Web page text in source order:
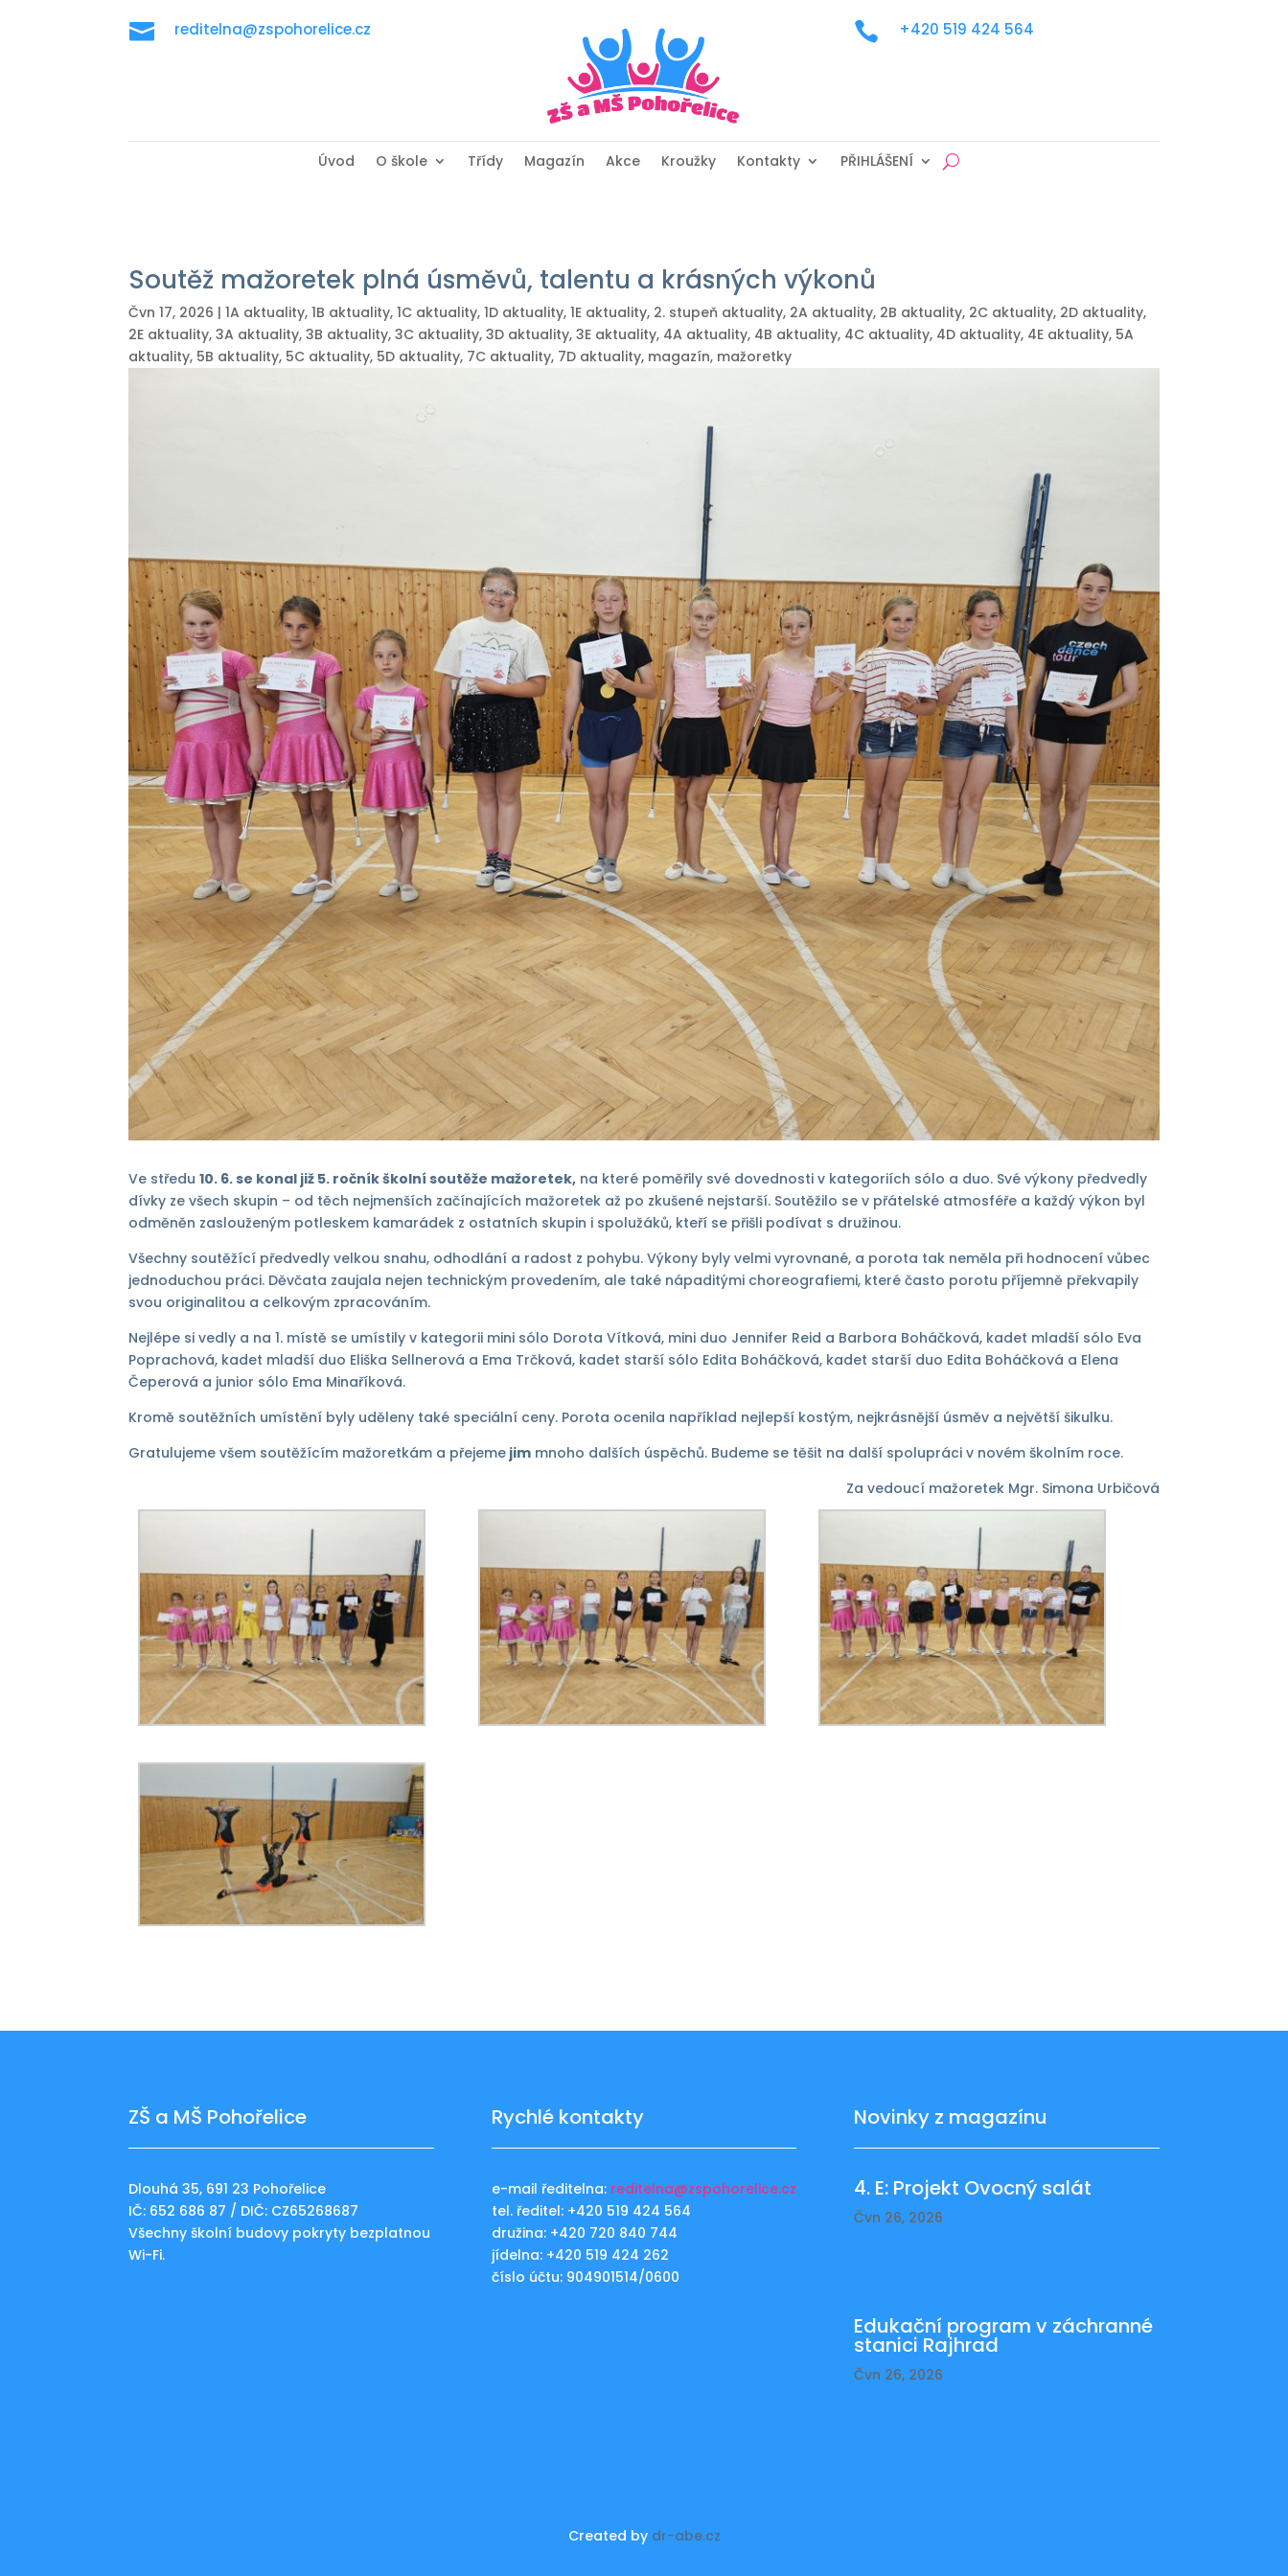
 reditelna@zspohorelice.cz  +420 519 424 564
Úvod O škole Třídy Magazín Akce Kroužky Kontakty PŘIHLÁŠENÍ
Soutěž mažoretek plná úsměvů, talentu a krásných výkonů
Čvn 17, 2026 |1A aktuality,1B aktuality,1C aktuality,1D aktuality,1E aktuality, 2. stupeň aktuality, 2A aktuality, 2B aktuality, 2C aktuality, 2D aktuality,
2E aktuality,3A aktuality,3B aktuality,3C aktuality,3D aktuality,3E aktuality, 4A aktuality, 4B aktuality, 4C aktuality, 4D aktuality, 4E aktuality, 5A
aktuality, 5B aktuality, 5C aktuality, 5D aktuality, 7C aktuality, 7D aktuality, magazín, mažoretky
Ve středu10. 6. se konal již 5. ročník školní soutěže mažoretek, na které poměřily své dovednosti v kategoriích sólo a duo. Své výkony předvedly
dívky ze všech skupin – od těch nejmenších začínajících mažoretek až po zkušené nejstarší. Soutěžilo se v přátelské atmosféře a každý výkon byl
odměněn zaslouženým potleskem kamarádek z ostatních skupin i spolužáků, kteří se přišli podívat s družinou.
Všechny soutěžící předvedly velkou snahu, odhodlání a radost z pohybu. Výkony byly velmi vyrovnané, a porota tak neměla při hodnocení vůbec
jednoduchou práci. Děvčata zaujala nejen technickým provedením, ale také nápaditými choreografiemi, které často porotu příjemně překvapily
svou originalitou a celkovým zpracováním.
Nejlépe si vedly a na 1. místě se umístily v kategorii mini sólo Dorota Vítková, mini duo Jennifer Reid a Barbora Boháčková, kadet mladší sólo Eva
Poprachová, kadet mladší duo Eliška Sellnerová a Ema Trčková, kadet starší sólo Edita Boháčková, kadet starší duo Edita Boháčková a Elena
Čeperová a junior sólo Ema Minaříková.
Kromě soutěžních umístění byly uděleny také speciální ceny. Porota ocenila například nejlepší kostým, nejkrásnější úsměv a největší šikulku.
Gratulujeme všem soutěžícím mažoretkám a přejeme jim mnoho dalších úspěchů. Budeme se těšit na další spolupráci v novém školním roce.
Za vedoucí mažoretek Mgr. Simona Urbičová
ZŠ a MŠ Pohořelice
Dlouhá 35, 691 23 Pohořelice
IČ: 652 686 87 / DIČ: CZ65268687
Všechny školní budovy pokryty bezplatnou
Wi-Fi.
Rychlé kontakty
e-mail ředitelna: reditelna@zspohorelice.cz
tel. ředitel: +420 519 424 564
družina: +420 720 840 744
jídelna: +420 519 424 262
číslo účtu: 904901514/0600
Novinky z magazínu
4. E: Projekt Ovocný salát
Čvn 26, 2026
Edukační program v záchranné
stanici Rajhrad
Čvn 26, 2026
Created by dr-abe.cz